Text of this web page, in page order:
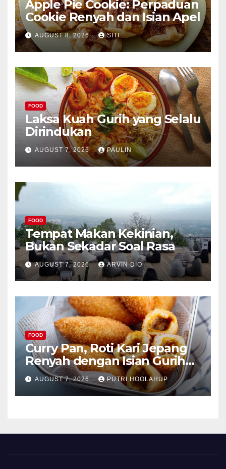
Apple Pie Cookie: Perpaduan
Cookie Renyah dan Isian Apel
AUGUST 8, 2026 SITI
FOOD
Laksa Kuah Gurih yang Selalu
Dirindukan
AUGUST 7, 2026 PAULIN
FOOD
Tempat Makan Kekinian,
Bukan Sekadar Soal Rasa
AUGUST 7, 2026 ARVIN DIO
FOOD
Curry Pan, Roti Kari Jepang
Renyah dengan Isian Gurih
Menggoda
AUGUST 7, 2026 PUTRI HOOLAHUP